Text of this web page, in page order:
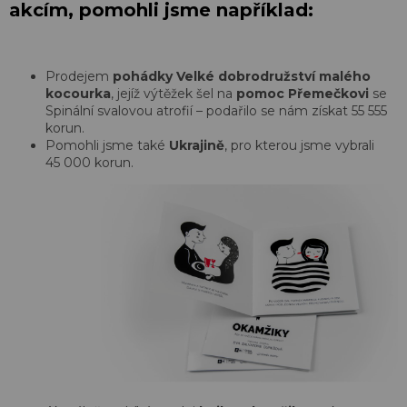
akcím, pomohli jsme například:
Prodejem pohádky Velké dobrodružství malého
kocourka, jejíž výtěžek šel na pomoc Přemečkovi se
Spinální svalovou atrofií – podařilo se nám získat 55 555
korun.
Pomohli jsme také Ukrajině, pro kterou jsme vybrali
45 000 korun.